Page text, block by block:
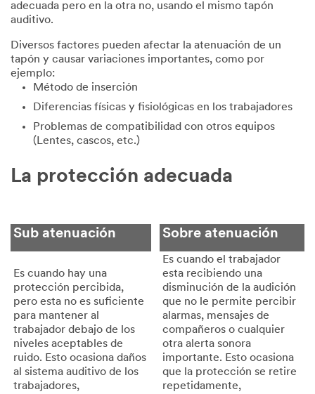
adecuada pero en la otra no, usando el mismo tapón
auditivo.
Diversos factores pueden afectar la atenuación de un
tapón y causar variaciones importantes, como por
ejemplo:
Método de inserción
Diferencias físicas y fisiológicas en los trabajadores
Problemas de compatibilidad con otros equipos
(Lentes, cascos, etc.)
La protección adecuada
Sub atenuación Sobre atenuación
Es cuando hay una
protección percibida,
pero esta no es suficiente
para mantener al
trabajador debajo de los
niveles aceptables de
ruido. Esto ocasiona daños
al sistema auditivo de los
trabajadores,
Es cuando el trabajador
esta recibiendo una
disminución de la audición
que no le permite percibir
alarmas, mensajes de
compañeros o cualquier
otra alerta sonora
importante. Esto ocasiona
que la protección se retire
repetidamente,